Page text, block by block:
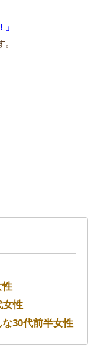
性
女性
30代前半女性